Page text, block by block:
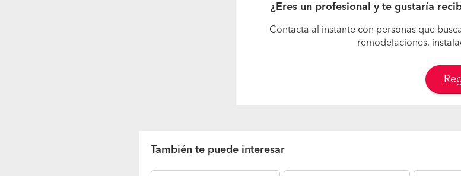
¿Eres un profesional y te gustaría
Contacta al instante con personas que
remodelaciones,
También te puede interesar